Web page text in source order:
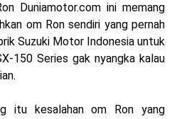
Factory Racing musim 2024 !
Juara Dunia MotoGP musim
!
R 2023 Anniversary Edition !
Duniamotor.com ini memang
om Ron sendiri yang pernah
Suzuki Motor Indonesia untuk
150 Series gak nyangka kalau
itu kesalahan om Ron yang